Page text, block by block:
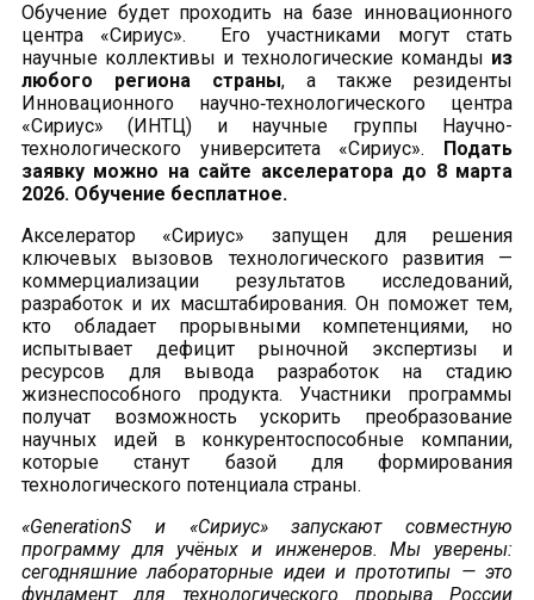
Обучение будет проходить на базе инновационного
центра «Сириус». Его участниками могут стать
научные коллективы и технологические команды из
любого региона страны, а также резиденты
Инновационного научно‑технологического центра
«Сириус» (ИНТЦ) и научные группы Научно-
технологического университета «Сириус».
Подать
заявку можно на сайте акселератора до 8 марта
2026. Обучение бесплатное.
Акселератор «Сириус» запущен для решения
ключевых вызовов технологического развития —
коммерциализации результатов исследований,
разработок и их масштабирования. Он поможет тем,
кто обладает прорывными компетенциями, но
испытывает дефицит рыночной экспертизы и
ресурсов для вывода разработок на стадию
жизнеспособного продукта. Участники программы
получат возможность ускорить преобразование
научных идей в конкурентоспособные компании,
которые станут базой для формирования
технологического потенциала страны.
«GenerationS и «Сириус» запускают совместную
программу для учёных и инженеров. Мы уверены:
сегодняшние лабораторные идеи и прототипы — это
фундамент для технологического прорыва России